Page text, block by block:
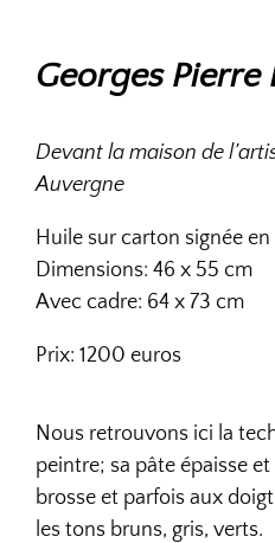
Georges Pierre
Devant la maison de
Auvergne
Huile sur carton signée
Dimensions: 46 x 55 cm
Avec cadre: 64 x 73 cm
Prix: 1200 euros
Nous retrouvons ici la
peintre; sa pâte épaisse
brosse et parfois aux
les tons bruns, gris, verts.